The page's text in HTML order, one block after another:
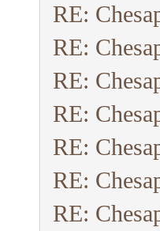
RE:
RE:
RE:
RE:
RE:
RE:
RE: